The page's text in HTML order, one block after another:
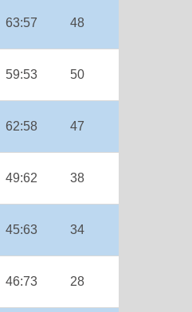
63:57 48
59:53 50
62:58 47
49:62 38
45:63 34
46:73 28